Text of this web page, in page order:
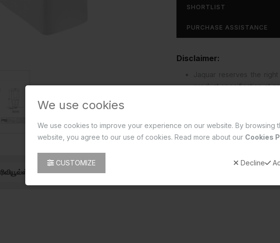
We use cookies
We use cookies to improve your experience on our website. By browsing
website, you agree to our use of cookies. Read more about our Cookies
CUSTOMIZE Decline
SHORTLIST
PURCHASE ASSISTANCE
Disclaimer:
product specification at
effected in design,
ரிவியூவ்ஸ் (0)